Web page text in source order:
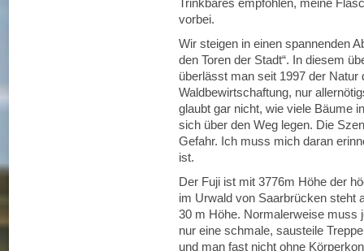
Trinkbares empfohlen, meine
vorbei.
Wir steigen in einen spannenden
den Toren der Stadt“. In diesem
überlässt man seit 1997 der
Waldbewirtschaftung, nur
glaubt gar nicht, wie viele Bäume
sich über den Weg legen. Die
Gefahr. Ich muss mich daran
ist.
Der Fuji ist mit 3776m Höhe der
im Urwald von Saarbrücken steht
30 m Höhe. Normalerweise muss
nur eine schmale, sausteile
und man fast nicht ohne